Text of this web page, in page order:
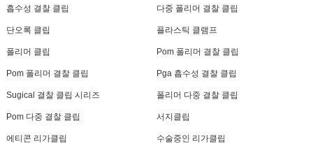
흡수성 결찰 클립 다중 폴리머 결찰 클립
단오록 클립 플라스틱 클램프
폴리머 클립 Pom 폴리머 결찰 클립
Pom 폴리머 결찰 클립 Pga 흡수성 결찰 클립
Sugical 결찰 클립 시리즈 폴리머 다중 결찰 클립
Pom 다중 결찰 클립 서지클립
에티콘 리가클립 수술중인 리가클립